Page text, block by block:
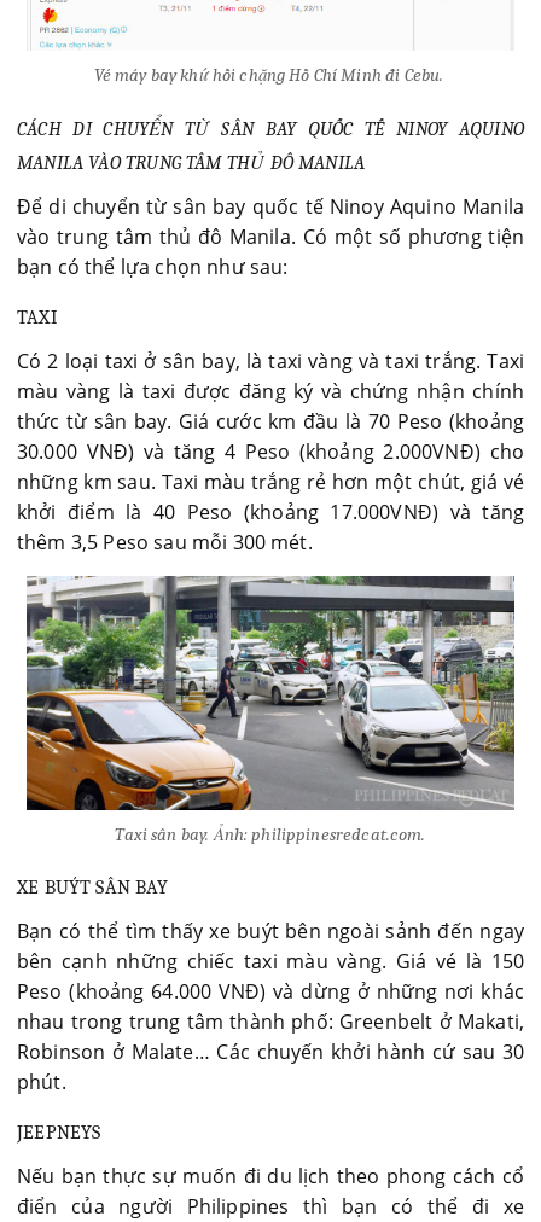
Vé máy bay khứ hồi chặng Hồ Chí Minh đi Cebu.
CÁCH DI CHUYỂN TỪ SÂN BAY QUỐC TẾ NINOY AQUINO
MANILA VÀO TRUNG TÂM THỦ ĐÔ MANILA
Để di chuyển từ sân bay quốc tế Ninoy Aquino Manila
vào trung tâm thủ đô Manila. Có một số phương tiện
bạn có thể lựa chọn như sau:
TAXI
Có 2 loại taxi ở sân bay, là taxi vàng và taxi trắng. Taxi
màu vàng là taxi được đăng ký và chứng nhận chính
thức từ sân bay. Giá cước km đầu là 70 Peso (khoảng
30.000 VNĐ) và tăng 4 Peso (khoảng 2.000VNĐ) cho
những km sau. Taxi màu trắng rẻ hơn một chút, giá vé
khởi điểm là 40 Peso (khoảng 17.000VNĐ) và tăng
thêm 3,5 Peso sau mỗi 300 mét.
Taxi sân bay. Ảnh: philippinesredcat.com.
XE BUÝT SÂN BAY
Bạn có thể tìm thấy xe buýt bên ngoài sảnh đến ngay
bên cạnh những chiếc taxi màu vàng. Giá vé là 150
Peso (khoảng 64.000 VNĐ) và dừng ở những nơi khác
nhau trong trung tâm thành phố: Greenbelt ở Makati,
Robinson ở Malate… Các chuyến khởi hành cứ sau 30
phút.
JEEPNEYS
Nếu bạn thực sự muốn đi du lịch theo phong cách cổ
điển của người Philippines thì bạn có thể đi xe